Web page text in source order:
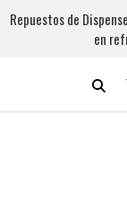
Repuestos de
en